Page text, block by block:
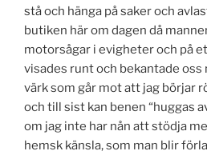
stå och hänga på saker och
butiken här om dagen då
motorsågar i evigheter och på
visades runt och bekantade oss
värk som går mot att jag börjar
och till sist kan benen “huggas
om jag inte har nån att stödja
hemsk känsla, som man blir